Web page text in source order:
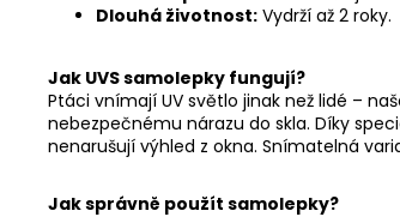
Dlouhá životnost: Vydrží až 2 roky.
Jak UVS samolepky fungují?
Ptáci vnímají UV světlo jinak než lidé –
nebezpečnému nárazu do skla. Díky
nenarušují výhled z okna. Snímatelná
Jak správně použít samolepky?